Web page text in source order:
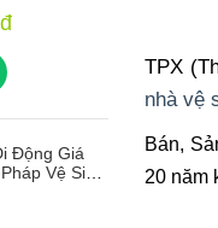
TPX
nhà vệ
Bán,
20 năm
Động Giá
Vệ Sinh